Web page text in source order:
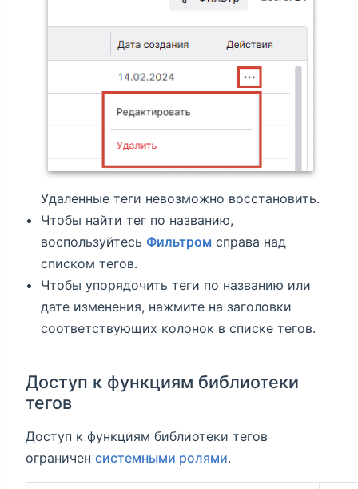
Удаленные теги невозможно восстановить.
Чтобы найти тег по названию,
воспользуйтесь Фильтром справа над
списком тегов.
Чтобы упорядочить теги по названию или
дате изменения, нажмите на заголовки
соответствующих колонок в списке тегов.
Доступ к функциям библиотеки
тегов
Доступ к функциям библиотеки тегов
ограничен системными ролями.